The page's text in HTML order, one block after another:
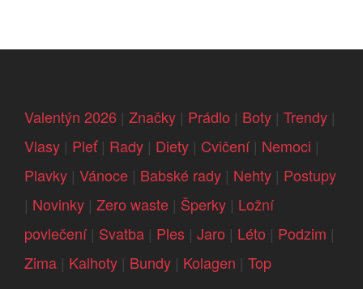
Valentýn 2026 | Značky | Prádlo | Boty | Trendy |
Vlasy | Pleť| Rady | Diety | Cvičení| Nemoci |
Plavky | Vánoce | Babské rady | Nehty | Postupy
| Novinky | Zero waste | Šperky | Ložní
povlečení| Svatba | Ples | Jaro | Léto | Podzim |
Zima | Kalhoty | Bundy | Kolagen | Top